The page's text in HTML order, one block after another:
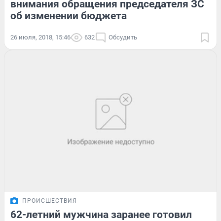
внимания обращения председателя ЗС
об изменении бюджета
26 июля, 2018, 15:46 632 Обсудить
ПРОИСШЕСТВИЯ
62-летний мужчина заранее готовил